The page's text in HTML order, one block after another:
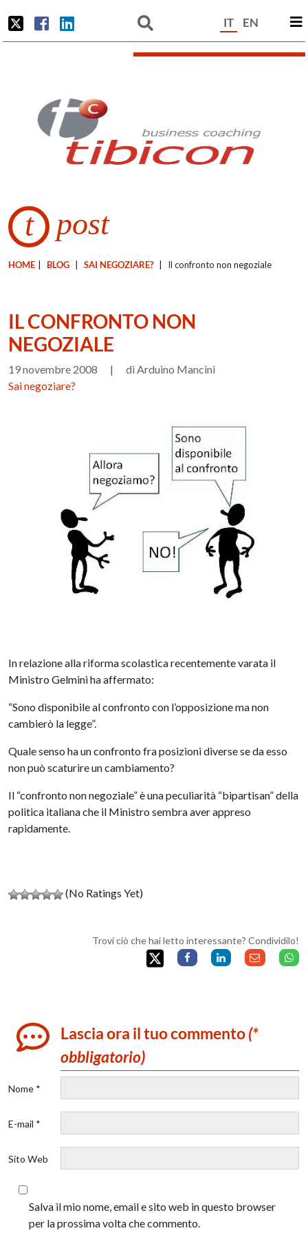
IT EN
t post
HOME BLOG SAI NEGOZIARE? Il confronto non negoziale
IL CONFRONTO NON
NEGOZIALE
19 novembre 2008 |
di Arduino Mancini
Sai negoziare?
In relazione alla riforma scolastica recentemente varata il
Ministro Gelmini ha affermato:
“Sono disponibile al confronto con l’opposizione ma non
cambierò la legge”.
Quale senso ha un confronto fra posizioni diverse se da esso
non può scaturire un cambiamento?
Il “confronto non negoziale” è una peculiarità “bipartisan” della
politica italiana che il Ministro sembra aver appreso
rapidamente.
(No Ratings Yet)
Trovi ciò che hai letto interessante? Condividilo!
Lascia ora il tuo commento(*
obbligatorio)
Nome *
E-mail *
Sito Web
Salva il mio nome, email e sito web in questo browser
per la prossima volta che commento.